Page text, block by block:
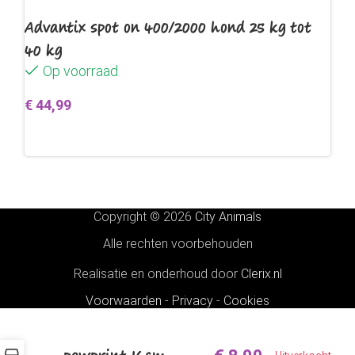
Advantix spot on 400/2000 hond 25 kg tot
40 kg
Op voorraad
€44,99
Copyright © 2026 City Animals
Alle rechten voorbehouden
Realisatie en onderhoud door Clerix.nl
Voorwaarden - Privacy - Cookies